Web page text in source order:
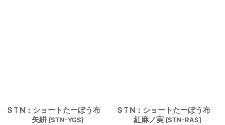
SＴN：ショートたーぼう布
矢絣 [STN-YGS]
SＴN：ショートたーぼう布
紅麻ノ実 [STN-RAS]